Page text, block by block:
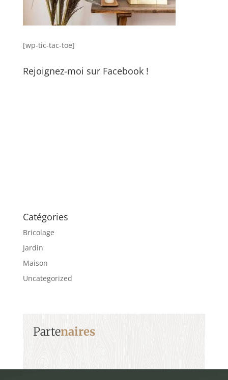
[wp-tic-tac-toe]
Rejoignez-moi sur Facebook !
Catégories
Bricolage
Jardin
Maison
Uncategorized
Partenaires